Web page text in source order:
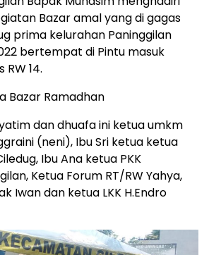
Bazar amal yang di gagas
prima kelurahan Paninggilan
bertempat di Pintu masuk
14.
Bazar Ramadhan
dan dhuafa ini ketua umkm
(neni), Ibu Sri ketua ketua
Ibu Ana ketua PKK
Ketua Forum RT/RW Yahya,
Iwan dan ketua LKK H.Endro